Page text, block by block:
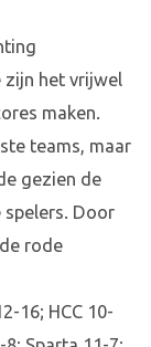
zijn het vrijwel
maken.
teams, maar
gezien de
Door
rode
16; HCC 10-